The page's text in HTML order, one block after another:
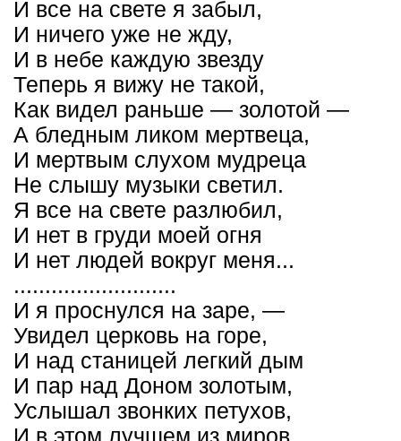
И все на свете я забыл,
И ничего уже не жду,
И в небе каждую звезду
Теперь я вижу не такой,
Как видел раньше — золотой —
А бледным ликом мертвеца,
И мертвым слухом мудреца
Не слышу музыки светил.
Я все на свете разлюбил,
И нет в груди моей огня
И нет людей вокруг меня...
..........................
И я проснулся на заре, —
Увидел церковь на горе,
И над станицей легкий дым
И пар над Доном золотым,
Услышал звонких петухов,
И в этом лучшем из миров